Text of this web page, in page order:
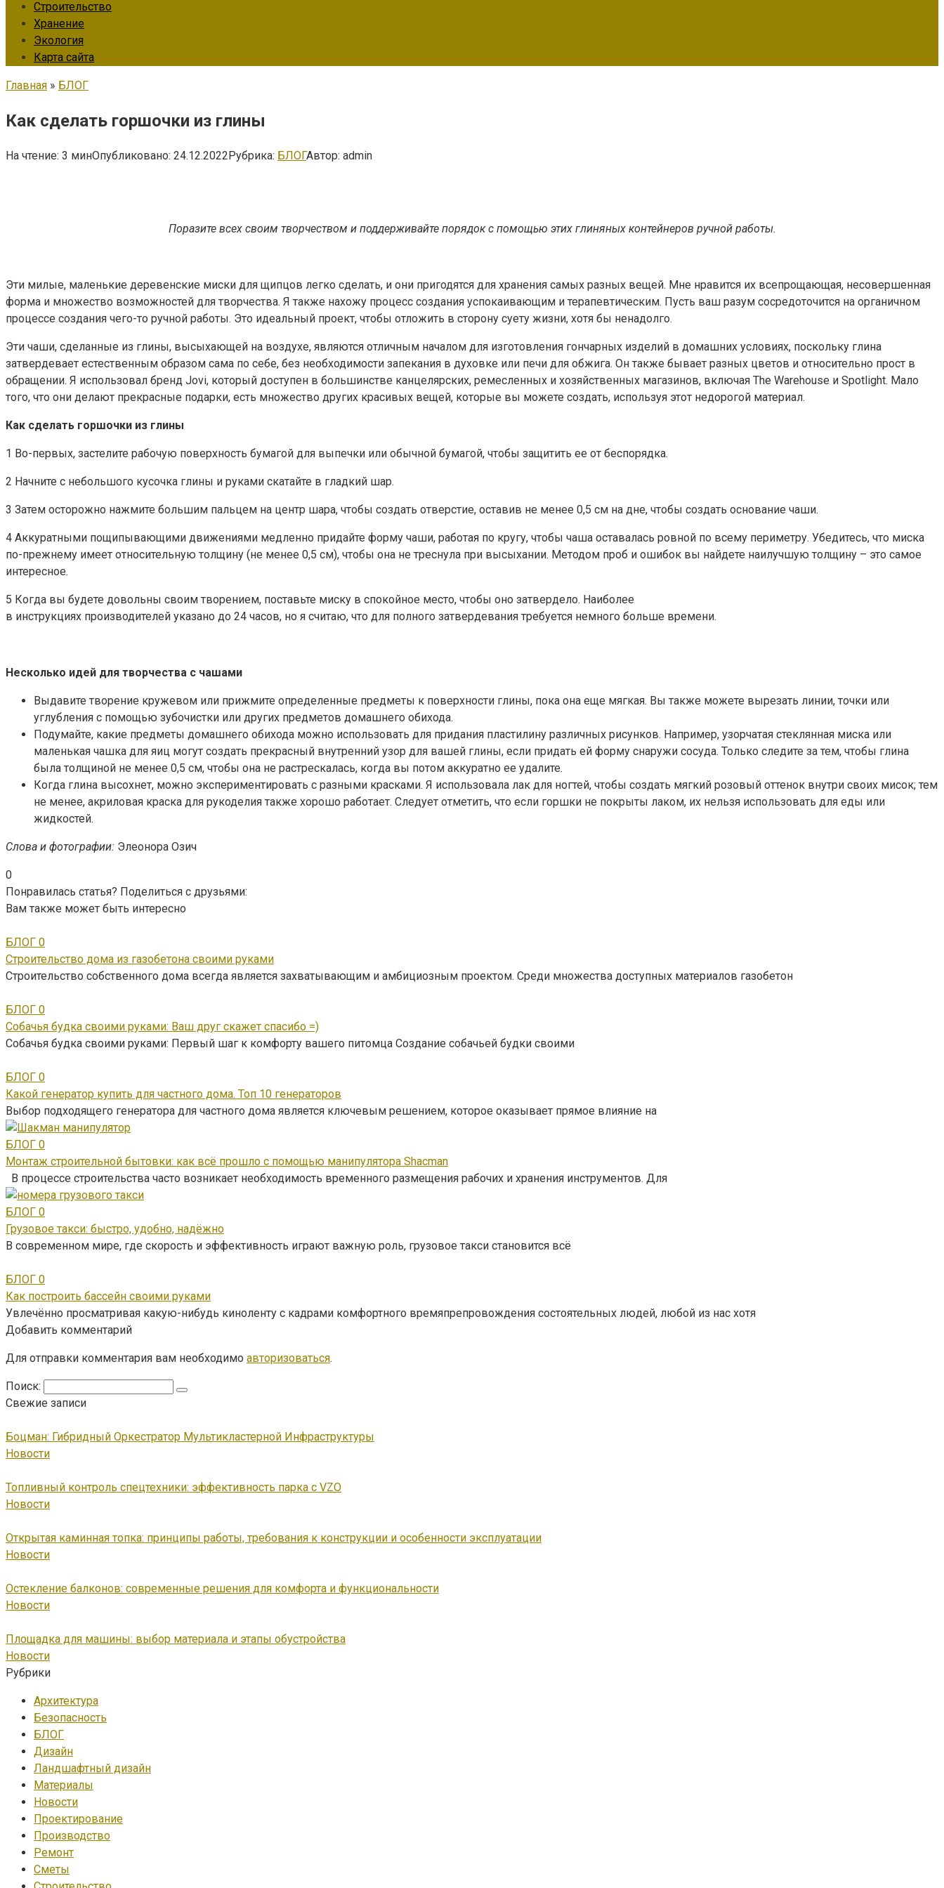
Строительство
Хранение
Экология
Карта сайта
Главная » БЛОГ
Как сделать горшочки из глины
На чтение: 3 минОпубликовано: 24.12.2022Рубрика: БЛОГАвтор: admin
Поразите всех своим творчеством и поддерживайте порядок с помощью этих глиняных контейнеров ручной работы.
Эти милые, маленькие деревенские миски для щипцов легко сделать, и они пригодятся для хранения самых разных вещей. Мне нравится их всепрощающая, несовершенная
форма и множество возможностей для творчества. Я также нахожу процесс создания успокаивающим и терапевтическим. Пусть ваш разум сосредоточится на органичном
процессе создания чего-то ручной работы. Это идеальный проект, чтобы отложить в сторону суету жизни, хотя бы ненадолго.
Эти чаши, сделанные из глины, высыхающей на воздухе, являются отличным началом для изготовления гончарных изделий в домашних условиях, поскольку глина
затвердевает естественным образом сама по себе, без необходимости запекания в духовке или печи для обжига. Он также бывает разных цветов и относительно прост в
обращении. Я использовал бренд Jovi, который доступен в большинстве канцелярских, ремесленных и хозяйственных магазинов, включая The Warehouse и Spotlight. Мало
того, что они делают прекрасные подарки, есть множество других красивых вещей, которые вы можете создать, используя этот недорогой материал.
Как сделать горшочки из глины
1 Во-первых, застелите рабочую поверхность бумагой для выпечки или обычной бумагой, чтобы защитить ее от беспорядка.
2 Начните с небольшого кусочка глины и руками скатайте в гладкий шар.
3 Затем осторожно нажмите большим пальцем на центр шара, чтобы создать отверстие, оставив не менее 0,5 см на дне, чтобы создать основание чаши.
4 Аккуратными пощипывающими движениями медленно придайте форму чаши, работая по кругу, чтобы чаша оставалась ровной по всему периметру. Убедитесь, что миска
по-прежнему имеет относительную толщину (не менее 0,5 см), чтобы она не треснула при высыхании. Методом проб и ошибок вы найдете наилучшую толщину – это самое
интересное.
5 Когда вы будете довольны своим творением, поставьте миску в спокойное место, чтобы оно затвердело. Наиболее
в инструкциях производителей указано до 24 часов, но я считаю, что для полного затвердевания требуется немного больше времени.
Несколько идей для творчества с чашами
Выдавите творение кружевом или прижмите определенные предметы к поверхности глины, пока она еще мягкая. Вы также можете вырезать линии, точки или
углубления с помощью зубочистки или других предметов домашнего обихода.
Подумайте, какие предметы домашнего обихода можно использовать для придания пластилину различных рисунков. Например, узорчатая стеклянная миска или
маленькая чашка для яиц могут создать прекрасный внутренний узор для вашей глины, если придать ей форму снаружи сосуда. Только следите за тем, чтобы глина
была толщиной не менее 0,5 см, чтобы она не растрескалась, когда вы потом аккуратно ее удалите.
Когда глина высохнет, можно экспериментировать с разными красками. Я использовала лак для ногтей, чтобы создать мягкий розовый оттенок внутри своих мисок; тем
не менее, акриловая краска для рукоделия также хорошо работает. Следует отметить, что если горшки не покрыты лаком, их нельзя использовать для еды или
жидкостей.
Слова и фотографии: Элеонора Озич
0
Понравилась статья? Поделиться с друзьями:
Вам также может быть интересно
БЛОГ 0
Строительство дома из газобетона своими руками
Строительство собственного дома всегда является захватывающим и амбициозным проектом. Среди множества доступных материалов газобетон
БЛОГ 0
Собачья будка своими руками: Ваш друг скажет спасибо =)
Собачья будка своими руками: Первый шаг к комфорту вашего питомца Создание собачьей будки своими
БЛОГ 0
Какой генератор купить для частного дома. Топ 10 генераторов
Выбор подходящего генератора для частного дома является ключевым решением, которое оказывает прямое влияние на
БЛОГ 0
Монтаж строительной бытовки: как всё прошло с помощью манипулятора Shacman
В процессе строительства часто возникает необходимость временного размещения рабочих и хранения инструментов. Для
БЛОГ 0
Грузовое такси: быстро, удобно, надёжно
В современном мире, где скорость и эффективность играют важную роль, грузовое такси становится всё
БЛОГ 0
Как построить бассейн своими руками
Увлечённо просматривая какую-нибудь киноленту с кадрами комфортного времяпрепровождения состоятельных людей, любой из нас хотя
Добавить комментарий
Для отправки комментария вам необходимо авторизоваться.
Поиск:
Свежие записи
Боцман: Гибридный Оркестратор Мультикластерной Инфраструктуры
Новости
Топливный контроль спецтехники: эффективность парка с VZO
Новости
Открытая каминная топка: принципы работы, требования к конструкции и особенности эксплуатации
Новости
Остекление балконов: современные решения для комфорта и функциональности
Новости
Площадка для машины: выбор материала и этапы обустройства
Новости
Рубрики
Архитектура
Безопасность
БЛОГ
Дизайн
Ландшафтный дизайн
Материалы
Новости
Проектирование
Производство
Ремонт
Сметы